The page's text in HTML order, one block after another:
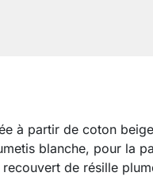
à partir de coton
blanche, pour la
de résille